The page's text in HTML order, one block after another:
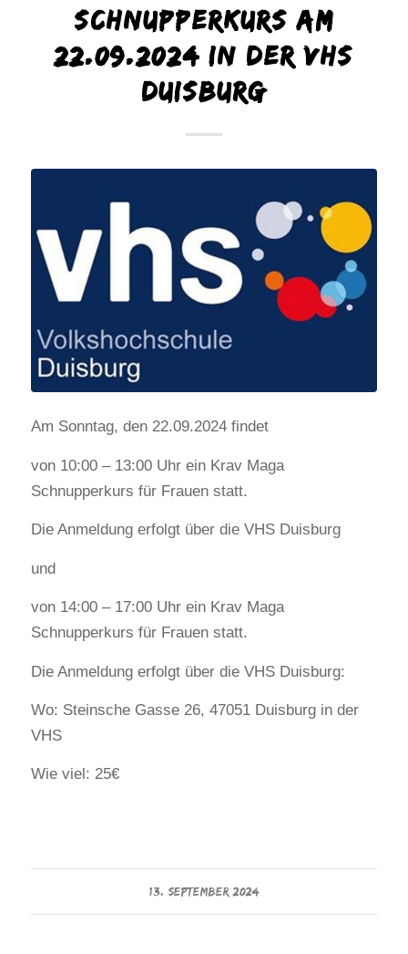
Schnupperkurs am
22.09.2024 in der VHS
Duisburg
Am Sonntag, den 22.09.2024 findet
von 10:00 – 13:00 Uhr ein Krav Maga
Schnupperkurs für Frauen statt.
Die Anmeldung erfolgt über die VHS Duisburg
und
von 14:00 – 17:00 Uhr ein Krav Maga
Schnupperkurs für Frauen statt.
Die Anmeldung erfolgt über die VHS Duisburg:
Wo: Steinsche Gasse 26, 47051 Duisburg in der
VHS
Wie viel: 25€
13. SEPTEMBER 2024